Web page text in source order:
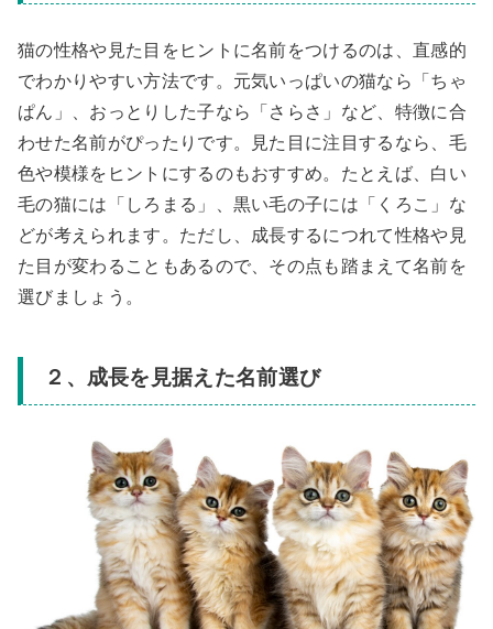
猫の性格や見た目をヒントに名前をつけるのは、直感的
でわかりやすい方法です。元気いっぱいの猫なら「ちゃ
ぱん」、おっとりした子なら「さらさ」など、特徴に合
わせた名前がぴったりです。見た目に注目するなら、毛
色や模様をヒントにするのもおすすめ。たとえば、白い
毛の猫には「しろまる」、黒い毛の子には「くろこ」な
どが考えられます。ただし、成長するにつれて性格や見
た目が変わることもあるので、その点も踏まえて名前を
選びましょう。
２、成長を見据えた名前選び